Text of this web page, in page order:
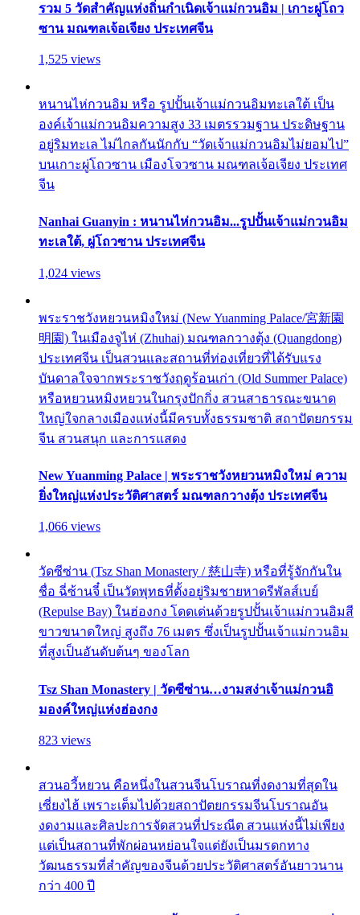
รวม 5 วัดสำคัญแห่งถิ่นกำเนิดเจ้าแม่กวนอิม | เกาะผู่โถว
ซาน มณฑลเจ้อเจียง ประเทศจีน
1,525 views
หนานไห่กวนอิม หรือ รูปปั้นเจ้าแม่กวนอิมทะเลใต้ เป็น
องค์เจ้าแม่กวนอิมความสูง 33 เมตรรวมฐาน ประดิษฐาน
อยู่ริมทะเล ไม่ไกลกันนักกับ “วัดเจ้าแม่กวนอิมไม่ยอมไป”
บนเกาะผู่โถวซาน เมืองโจวซาน มณฑลเจ้อเจียง ประเทศ
จีน
Nanhai Guanyin : หนานไห่กวนอิม...รูปปั้นเจ้าแม่กวนอิม
ทะเลใต้, ผู่โถวซาน ประเทศจีน
1,024 views
พระราชวังหยวนหมิงใหม่ (New Yuanming Palace/宮新園
明園) ในเมืองจูไห่ (Zhuhai) มณฑลกวางตุ้ง (Quangdong)
ประเทศจีน เป็นสวนและสถานที่ท่องเที่ยวที่ได้รับแรง
บันดาลใจจากพระราชวังฤดูร้อนเก่า (Old Summer Palace)
หรือหยวนหมิงหยวนในกรุงปักกิ่ง สวนสาธารณะขนาด
ใหญ่ใจกลางเมืองแห่งนี้มีครบทั้งธรรมชาติ สถาปัตยกรรม
จีน สวนสนุก และการแสดง
New Yuanming Palace | พระราชวังหยวนหมิงใหม่ ความ
ยิ่งใหญ่แห่งประวัติศาสตร์ มณฑลกวางตุ้ง ประเทศจีน
1,066 views
วัดซีซ่าน (Tsz Shan Monastery / 慈山寺) หรือที่รู้จักกันใน
ชื่อ ฉี่ซ้านจี๋ เป็นวัดพุทธที่ตั้งอยู่ริมชายหาดรีพัลส์เบย์
(Repulse Bay) ในฮ่องกง โดดเด่นด้วยรูปปั้นเจ้าแม่กวนอิมสี
ขาวขนาดใหญ่ สูงถึง 76 เมตร ซึ่งเป็นรูปปั้นเจ้าแม่กวนอิม
ที่สูงเป็นอันดับต้นๆ ของโลก
Tsz Shan Monastery | วัดซีซ่าน…งามสง่าเจ้าแม่กวนอิ
มองค์ใหญ่แห่งฮ่องกง
823 views
สวนอวี้หยวน คือหนึ่งในสวนจีนโบราณที่งดงามที่สุดใน
เซี่ยงไฮ้ เพราะเต็มไปด้วยสถาปัตยกรรมจีนโบราณอัน
งดงามและศิลปะการจัดสวนที่ประณีต สวนแห่งนี้ไม่เพียง
แต่เป็นสถานที่พักผ่อนหย่อนใจแต่ยังเป็นมรดกทาง
วัฒนธรรมที่สำคัญของจีนด้วยประวัติศาสตร์อันยาวนาน
กว่า 400 ปี